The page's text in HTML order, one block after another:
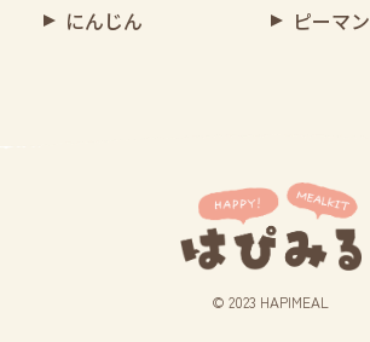
にんじん
ピーマン
© 2023 HAPIMEAL